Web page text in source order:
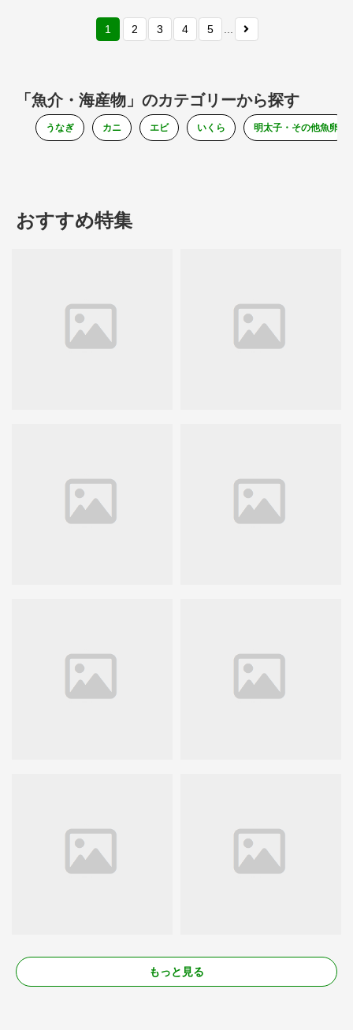
1 2 3 4 5
「魚介・海産物」のカテゴリーから探す
うなぎ カニ エビ いくら 明太子・その他魚卵
おすすめ特集
もっと見る